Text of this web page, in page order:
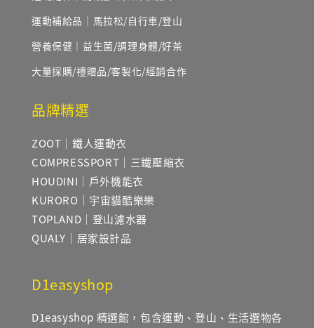
運動補給品｜馬拉松/自行車/登山
營養保健｜益生菌/調理身體/好茶
大量採購/禮贈品/客製化/經銷合作
品牌精選
ZOOT｜鐵人運動衣
COMPRESSPORT｜三鐵壓縮衣
HOUDINI｜戶外機能衣
KURORO｜宇宙貓酷樂樂
TOPLAND｜登山濾水器
QUALY｜居家設計品
D1easyshop
D1easyshop 精選館，包含運動、登山、生活選物各